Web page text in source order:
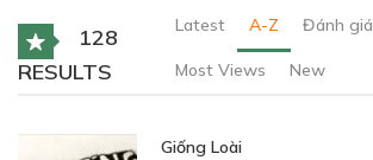
128
RESULTS
Latest A-Z Đánh giá
Most Views New
Giống Loài